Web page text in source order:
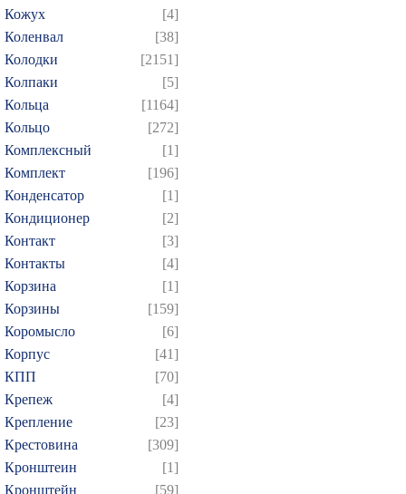
Кожух
[4]
Коленвал
[38]
Колодки
[2151]
Колпаки
[5]
Кольца
[1164]
Кольцо
[272]
Комплексный
[1]
Комплект
[196]
Конденсатор
[1]
Кондиционер
[2]
Контакт
[3]
Контакты
[4]
Корзина
[1]
Корзины
[159]
Коромысло
[6]
Корпус
[41]
КПП
[70]
Крепеж
[4]
Крепление
[23]
Крестовина
[309]
Кронштеин
[1]
Кронштейн
[59]